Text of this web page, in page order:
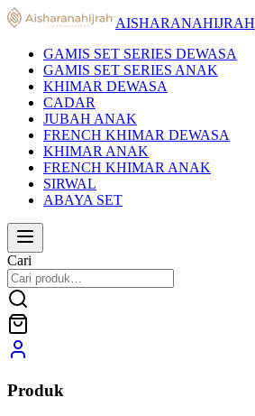
AISHARANAHIJRAH
GAMIS SET SERIES DEWASA
GAMIS SET SERIES ANAK
KHIMAR DEWASA
CADAR
JUBAH ANAK
FRENCH KHIMAR DEWASA
KHIMAR ANAK
FRENCH KHIMAR ANAK
SIRWAL
ABAYA SET
Cari
Produk